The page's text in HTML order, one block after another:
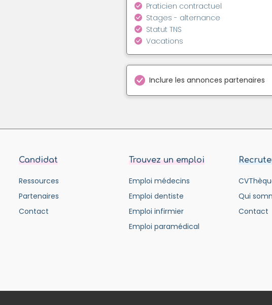
Praticien contractuel
Stages - alternance
Statut TNS
Vacations
Inclure les annonces partenaires
Candidat
Ressources
Partenaires
Contact
Trouvez un emploi
Emploi médecins
Emploi dentiste
Emploi infirmier
Emploi paramédical
Qui
Contact